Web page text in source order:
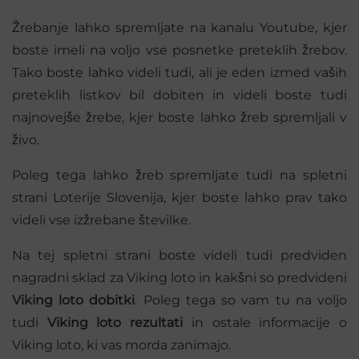
Žrebanje lahko spremljate na kanalu Youtube, kjer
boste imeli na voljo vse posnetke preteklih žrebov.
Tako boste lahko videli tudi, ali je eden izmed vaših
preteklih listkov bil dobiten in videli boste tudi
najnovejše žrebe, kjer boste lahko žreb spremljali v
živo.
Poleg tega lahko žreb spremljate tudi na spletni
strani Loterije Slovenija, kjer boste lahko prav tako
videli vse izžrebane številke.
Na tej spletni strani boste videli tudi predviden
nagradni sklad za Viking loto in kakšni so predvideni
Viking loto dobitki. Poleg tega so vam tu na voljo
tudi Viking loto rezultati in ostale informacije o
Viking loto, ki vas morda zanimajo.